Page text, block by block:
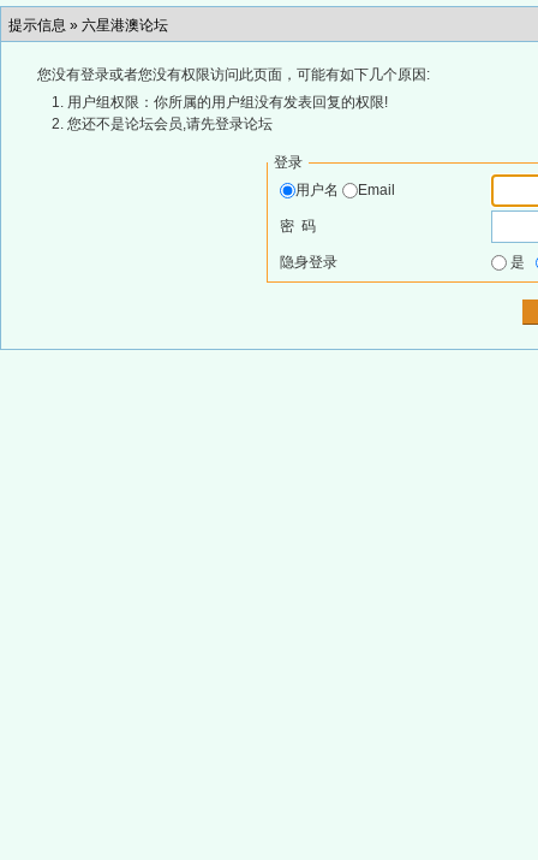
提示信息 » 六星港澳论坛
您没有登录或者您没有权限访问此页面，可能有如下几个原因:
用户组权限：你所属的用户组没有发表回复的权限!
您还不是论坛会员,请先登录论坛
登录
用户名
Email
密 码
隐身登录 是